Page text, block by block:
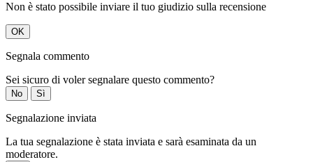
Non è stato possibile inviare il tuo giudizio sulla recensione
OK
Segnala commento
Sei sicuro di voler segnalare questo commento?
No Sì
Segnalazione inviata
La tua segnalazione è stata inviata e sarà esaminata da un
moderatore.